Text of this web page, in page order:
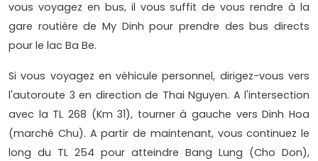
vous voyagez en bus, il vous suffit de vous rendre à la
gare routière de My Dinh pour prendre des bus directs
pour le lac Ba Be.
Si vous voyagez en véhicule personnel, dirigez-vous vers
l'autoroute 3 en direction de Thai Nguyen. A l'intersection
avec la TL 268 (Km 31), tourner à gauche vers Dinh Hoa
(marché Chu). A partir de maintenant, vous continuez le
long du TL 254 pour atteindre Bang Lung (Cho Don),